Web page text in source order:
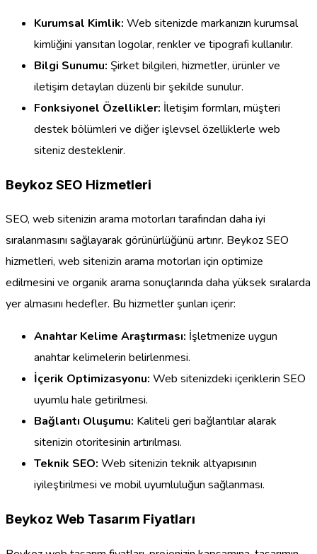
Kurumsal Kimlik: Web sitenizde markanızın kurumsal
kimliğini yansıtan logolar, renkler ve tipografi kullanılır.
Bilgi Sunumu: Şirket bilgileri, hizmetler, ürünler ve
iletişim detayları düzenli bir şekilde sunulur.
Fonksiyonel Özellikler: İletişim formları, müşteri
destek bölümleri ve diğer işlevsel özelliklerle web
siteniz desteklenir.
Beykoz SEO Hizmetleri
SEO, web sitenizin arama motorları tarafından daha iyi
sıralanmasını sağlayarak görünürlüğünü artırır. Beykoz SEO
hizmetleri, web sitenizin arama motorları için optimize
edilmesini ve organik arama sonuçlarında daha yüksek sıralarda
yer almasını hedefler. Bu hizmetler şunları içerir:
Anahtar Kelime Araştırması: İşletmenize uygun
anahtar kelimelerin belirlenmesi.
İçerik Optimizasyonu: Web sitenizdeki içeriklerin SEO
uyumlu hale getirilmesi.
Bağlantı Oluşumu: Kaliteli geri bağlantılar alarak
sitenizin otoritesinin artırılması.
Teknik SEO: Web sitenizin teknik altyapısının
iyileştirilmesi ve mobil uyumluluğun sağlanması.
Beykoz Web Tasarım Fiyatları